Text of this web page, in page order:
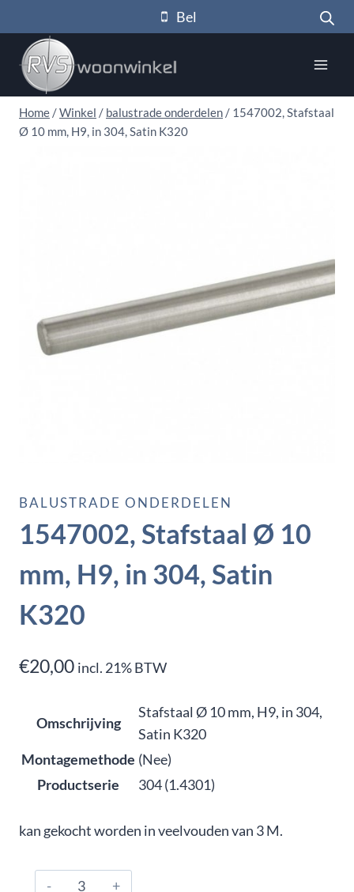
naar
inhoud
Bel
Home /Winkel / balustrade onderdelen / 1547002, Stafstaal
Ø 10 mm, H9, in 304, Satin K320
BALUSTRADE ONDERDELEN
1547002, Stafstaal Ø 10
mm, H9, in 304, Satin
K320
€20,00 incl. 21% BTW
Omschrijving
Stafstaal Ø 10 mm, H9, in 304,
Satin K320
Montagemethode (Nee)
Productserie
304 (1.4301)
kan gekocht worden in veelvouden van 3 M.
1547002,